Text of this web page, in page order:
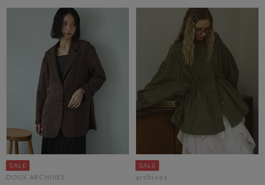
DOUX ARCHIVES archives